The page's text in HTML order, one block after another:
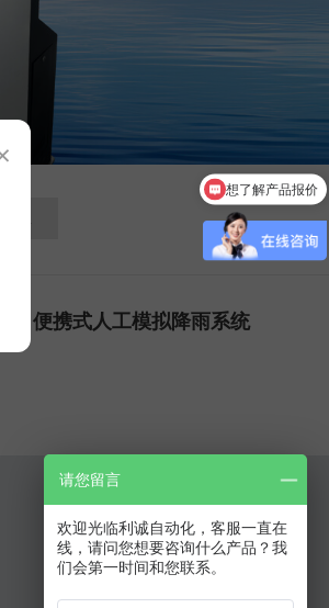
仪
便携式人工模拟降雨系统
想了解产品报价
需要详细的产品资料
请您留言
欢迎光临利诚自动化，客服一直在
线，请问您想要咨询什么产品？我
们会第一时间和您联系。